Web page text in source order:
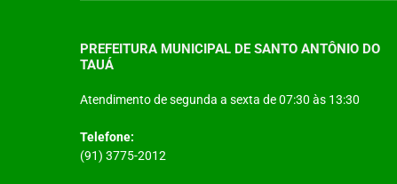
PREFEITURA MUNICIPAL DE SANTO ANTÔNIO DO
TAUÁ
Atendimento de segunda a sexta de 07:30 às 13:30
Telefone:
(91) 3775-2012